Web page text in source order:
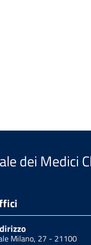
dei Medici
Milano, 27 - 21100